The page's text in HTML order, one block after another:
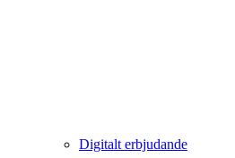
Digitalt erbjudande